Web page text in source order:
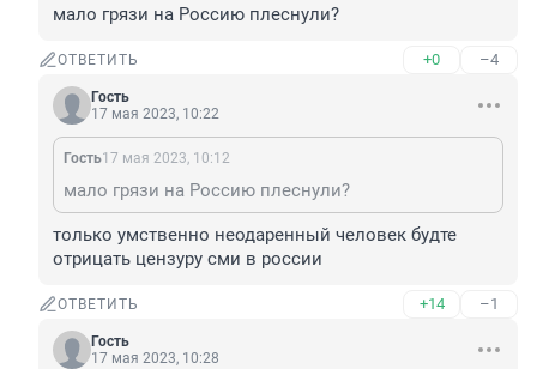
мало грязи на Россию плеснули?
ОТВЕТИТЬ +0 –4
Гость
17 мая 2023, 10:22
Гость17 мая 2023, 10:12
мало грязи на Россию плеснули?
только умственно неодаренный человек будте
отрицать цензуру сми в россии
ОТВЕТИТЬ +14 –1
Гость
17 мая 2023, 10:28